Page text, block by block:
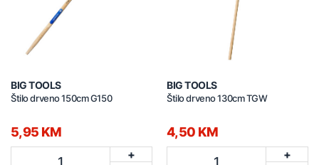
BIG TOOLS
Štilo drveno 150cm G150
5,95 KM
1
+
BIG TOOLS
Štilo drveno 130cm TGW
4,50 KM
1
+